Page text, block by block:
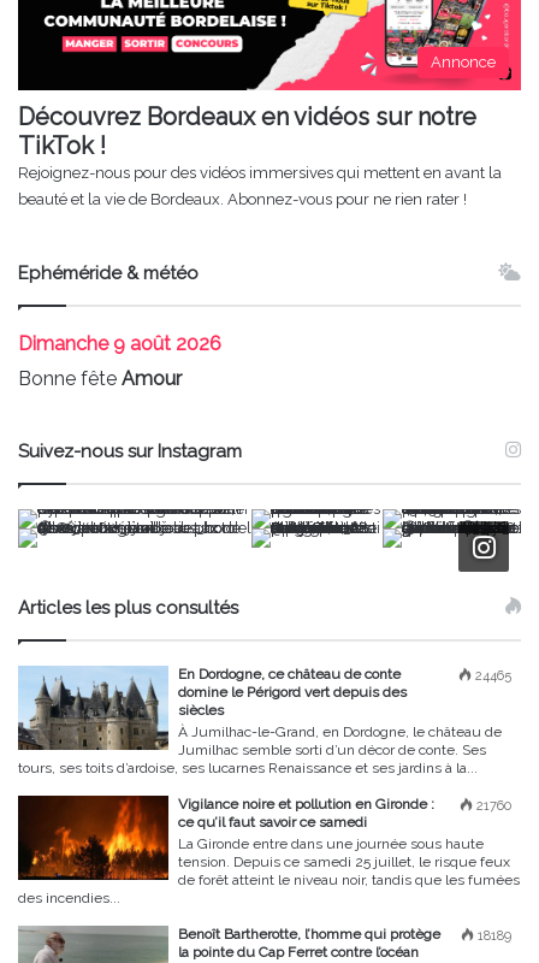
Annonce
Découvrez Bordeaux en vidéos sur notre
TikTok !
Rejoignez-nous pour des vidéos immersives qui mettent en avant la
beauté et la vie de Bordeaux. Abonnez-vous pour ne rien rater !
Ephéméride & météo
Dimanche9 août 2026
Bonne fête Amour
Suivez-nous sur Instagram
Articles les plus consultés
24465
En Dordogne, ce château de conte
domine le Périgord vert depuis des
siècles
À Jumilhac-le-Grand, en Dordogne, le château de
Jumilhac semble sorti d’un décor de conte. Ses
tours, ses toits d’ardoise, ses lucarnes Renaissance et ses jardins à la...
21760
Vigilance noire et pollution en Gironde :
ce qu’il faut savoir ce samedi
La Gironde entre dans une journée sous haute
tension. Depuis ce samedi 25 juillet, le risque feux
de forêt atteint le niveau noir, tandis que les fumées
des incendies...
18189
Benoît Bartherotte, l’homme qui protège
la pointe du Cap Ferret contre l’océan